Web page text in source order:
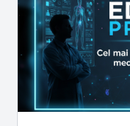
webinariilor live
Participare la
Eduson
📺Acces complet
Acces la
în abonament
Vizualizare
📈Dezvoltare